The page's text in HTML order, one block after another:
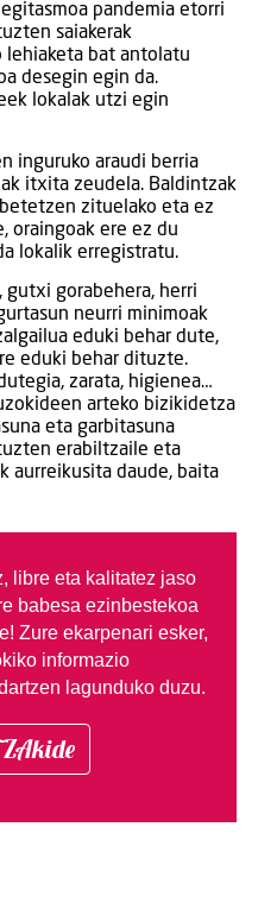
pandemia etorri
saiakerak
lehiaketa bat antolatu
desegin egin da.
lokalak utzi egin
inguruko araudi berria
itxita zeudela. Baldintzak
zituelako eta ez
oraingoak ere ez du
lokalik erregistratu.
gutxi gorabehera, herri
neurri minimoak
eduki behar dute,
eduki behar dituzte.
zarata, higienea…
arteko bizikidetza
eta garbitasuna
erabiltzaile eta
aurreikusita daude, baita
libre eta kalitatez jaso
babesa ezinbestekoa
Zure ekarpenari esker,
informazio
lagunduko duzu.